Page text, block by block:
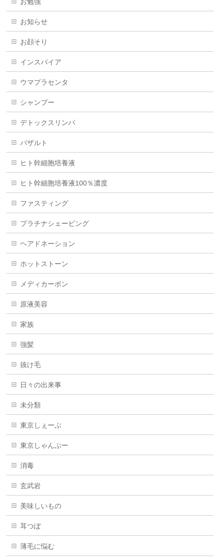
お勉強
お知らせ
お顔そり
インスパイア
ウマプラセンタ
シャンプー
デトックスリンパ
バザルト
ヒト幹細胞培養液
ヒト幹細胞培養液100％濃度
ファスティング
プラチナシェービング
ヘアドネーション
ホットストーン
メディカーボン
原液美容
家族
強髪
抜け毛
日々の出来事
未分類
東京しぇーぶ
東京しゃんぷー
消毒
玄武岩
美味しいもの
耳つぼ
薄毛に悩む